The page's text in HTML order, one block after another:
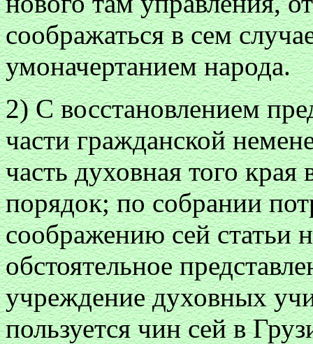
соображаться в сем
умоначертанием народа.
2) С восстановлением
части гражданской
часть духовная того
порядок; по собрании
соображению сей статьи
обстоятельное
учреждение духовных
пользуется чин сей в